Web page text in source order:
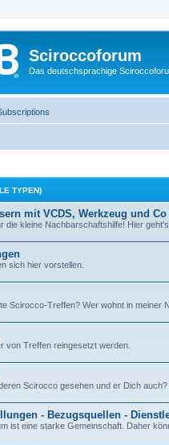
Sciroccoforum
Das deutschsprachige
TYPEN)
mit VCDS, Werkzeug und Co
die kleine Nachbarschaftshilfe! Hier
sich hier vorstellen.
Scirocco-Treffen? Wer wohnt in meiner
von Treffen reingesetzt werden.
Scirocco gesehen und er Dich auch?
- Bezugsquellen -
ist eine starke Gemeinschaft. Daher